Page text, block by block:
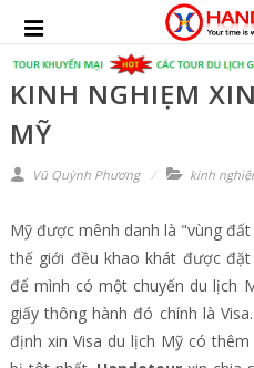
KINH NGHIỆM
MỸ
Vũ Quỳnh Phương kinh
Mỹ được mênh danh là "vùng
thế giới đều khao khát được
để mình có một chuyến du lịch
giấy thông hành đó chính là
định xin Visa du lịch Mỹ có